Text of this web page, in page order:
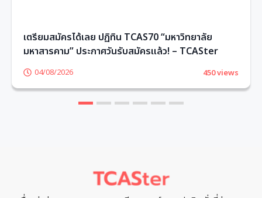
เตรียมสมัครได้เลย ปฏิทิน TCAS70 “มหาวิทยาลัย
มหาสารคาม” ประกาศวันรับสมัครแล้ว! – TCASter
04/08/2026 450 views
3 4 5 6